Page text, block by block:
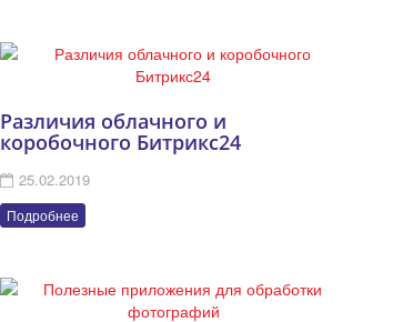
Различия облачного и
коробочного Битрикс24
25.02.2019
Подробнее